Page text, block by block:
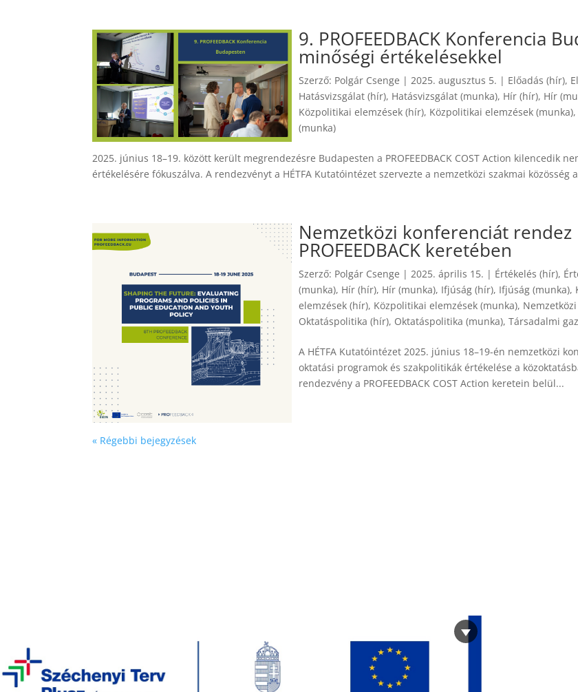
9. PROFEEDBACK Konferencia
minőségi értékelésekkel
Szerző: Polgár Csenge |2025. augusztus 5. | Előadás (hír),
Hatásvizsgálat (hír), Hatásvizsgálat (munka), Hír (hír), Hír
Közpolitikai elemzések (hír), Közpolitikai elemzések (munka),
(munka)
2025. június 18–19. között került megrendezésre Budapesten a PROFEEDBACK COST Action kilencedik
értékelésére fókuszálva. A rendezvényt a HÉTFA Kutatóintézet szervezte a nemzetközi szakmai közösség
Nemzetközi konferenciát rendez
PROFEEDBACK keretében
Szerző: Polgár Csenge |2025. április 15. | Értékelés (hír),
(munka), Hír (hír), Hír (munka), Ifjúság (hír), Ifjúság (munka),
elemzések (hír), Közpolitikai elemzések (munka),
Oktatáspolitika (hír), Oktatáspolitika (munka),Társadalmi
A HÉTFA Kutatóintézet 2025. június 18–19-én nemzetközi
oktatási programok és szakpolitikák értékelése a
rendezvény a PROFEEDBACK COST Action keretein belül...
« Régebbi bejegyzések